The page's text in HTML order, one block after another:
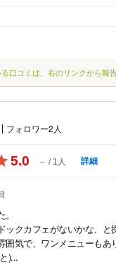
口コミは、右のリンクから報
フォロワー2人
5.0 － 1人 詳細
ックカフェがないかな、と
囲気で、ワンメニューもあ
)...